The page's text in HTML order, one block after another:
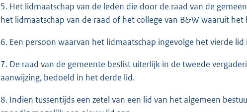
5. Het lidmaatschap van de leden die door de raad van de
het lidmaatschap van de raad of het college van B&W waaruit het
6. Een persoon waarvan het lidmaatschap ingevolge het vierde
7. De raad van de gemeente beslist uiterlijk in de tweede
aanwijzing, bedoeld in het derde lid.
8. Indien tussentijds een zetel van een lid van het algemeen